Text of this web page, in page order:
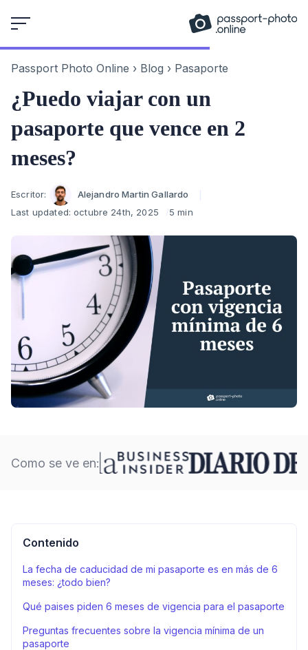
to
Passport Photo Online › Blog › Pasaporte
¿Puedo viajar con un
pasaporte que vence en 2
meses?
Author
Escritor:
Alejandro Martin Gallardo
Last updated:octubre 24th, 2025 5 min
Como se ve en:
Contenido
La fecha de caducidad de mi pasaporte es en más de 6
meses: ¿todo bien?
Qué paises piden 6 meses de vigencia para el pasaporte
Preguntas frecuentes sobre la vigencia mínima de un
pasaporte